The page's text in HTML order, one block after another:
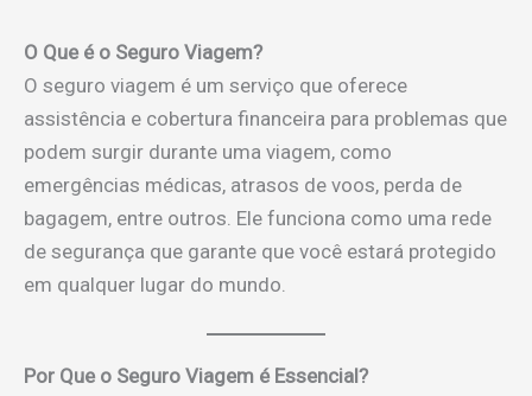
O Que é o Seguro Viagem?
O seguro viagem é um serviço que oferece
assistência e cobertura financeira para problemas que
podem surgir durante uma viagem, como
emergências médicas, atrasos de voos, perda de
bagagem, entre outros. Ele funciona como uma rede
de segurança que garante que você estará protegido
em qualquer lugar do mundo.
Por Que o Seguro Viagem é Essencial?